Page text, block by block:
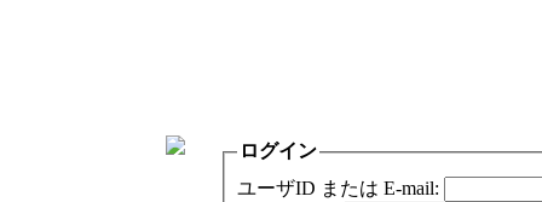
ログイン
ユーザID または E-mail: